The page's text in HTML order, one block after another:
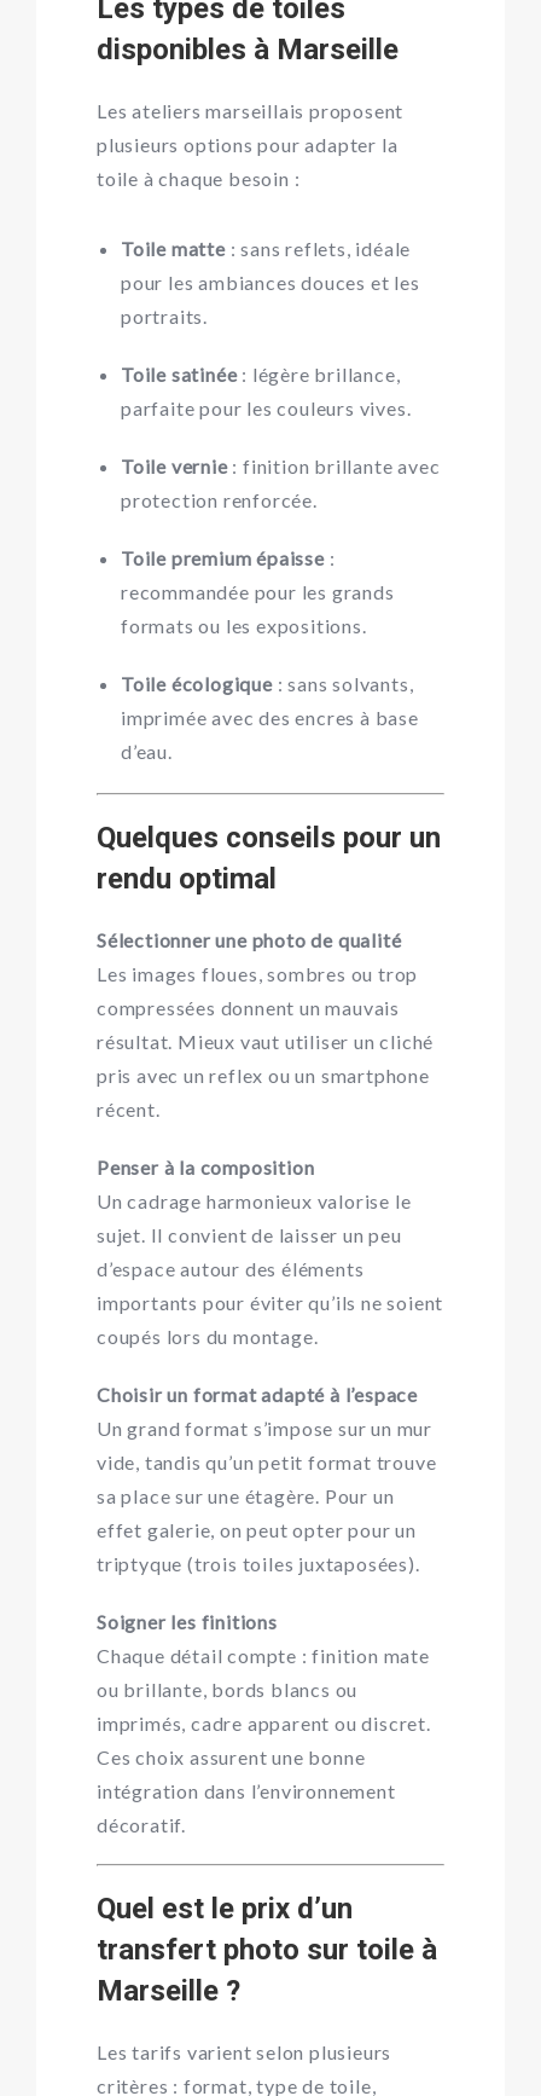
Les types de toiles
disponibles à Marseille
Les ateliers marseillais proposent
plusieurs options pour adapter la
toile à chaque besoin :
Toile matte: sans reflets, idéale
pour les ambiances douces et les
portraits.
Toile satinée: légère brillance,
parfaite pour les couleurs vives.
Toile vernie: finition brillante avec
protection renforcée.
Toile premium épaisse:
recommandée pour les grands
formats ou les expositions.
Toile écologique: sans solvants,
imprimée avec des encres à base
d’eau.
Quelques conseils pour un
rendu optimal
Sélectionner une photo de qualité
Les images floues, sombres ou trop
compressées donnent un mauvais
résultat. Mieux vaut utiliser un cliché
pris avec un reflex ou un smartphone
récent.
Penser à la composition
Un cadrage harmonieux valorise le
sujet. Il convient de laisser un peu
d’espace autour des éléments
importants pour éviter qu’ils ne soient
coupés lors du montage.
Choisir un format adapté à l’espace
Un grand format s’impose sur un mur
vide, tandis qu’un petit format trouve
sa place sur une étagère. Pour un
effet galerie, on peut opter pour un
triptyque (trois toiles juxtaposées).
Soigner les finitions
Chaque détail compte : finition mate
ou brillante, bords blancs ou
imprimés, cadre apparent ou discret.
Ces choix assurent une bonne
intégration dans l’environnement
décoratif.
Quel est le prix d’un
transfert photo sur toile à
Marseille ?
Les tarifs varient selon plusieurs
critères : format, type de toile,